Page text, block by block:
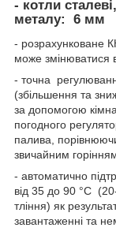
- котли
металу:
6 мм
- розрахунковане
може змінюватися
- точна
(збільшення та
за допомогою
погодного
палива,
звичайним
- автоматично
від 35 до 90 °C
тління) як
завантаженні та